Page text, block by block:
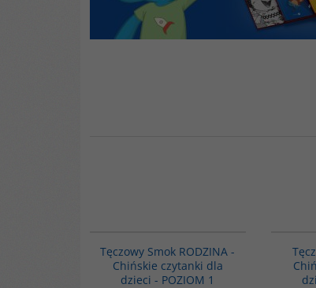
Tęczowy Smok RODZINA -
Chińskie czytanki dla
dzieci - POZIOM 1